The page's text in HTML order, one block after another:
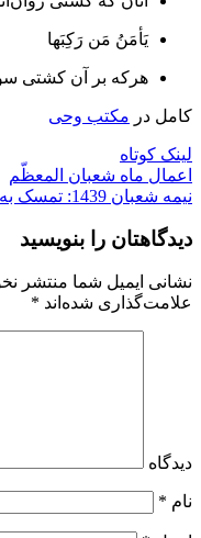
يَأمَنُ مَن رَكِبَها
هرکه بر آن کشتی
کامل در مکتب وحی
لینک کوتاه
اعمال ماه شعبان المعظّم
نیمه شعبان 1439: تمسک به ریسمان الهی
دیدگاهتان را بنویسید
نشانی ایمیل شما منتشر
علامت‌گذاری شده‌اند *
دیدگاه
نام *